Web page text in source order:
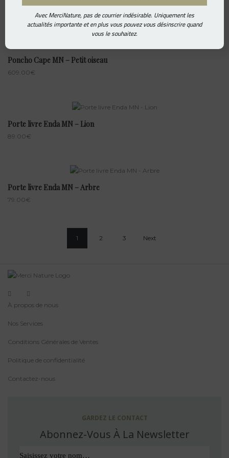
Poncho Cape MN – Petit oiseau
609.00€
Porte livre Enda MN – Lion
89.00€
Porte livre Enda MN – Arbre
79.00€
1 2 3 Next
À propos de nous
Nos Services
Conditions Générales de Ventes
Politique de confidentialité
Contactez-nous
GARDEZ LE CONTACT
Abonnez-Vous À La Newsletter
Avec MerciNature, pas de courrier indésirable. Uniquement les
actualités importante et en plus vous pouvez vous désinscrire quand
vous le souhaitez.